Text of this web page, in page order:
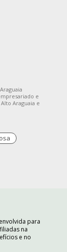
e
Araguaia e
para
na
e no